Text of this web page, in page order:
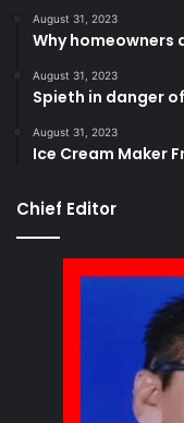
August 31, 2023
Why homeowners
August 31, 2023
Spieth in danger
August 31, 2023
Ice Cream Maker
Chief Editor